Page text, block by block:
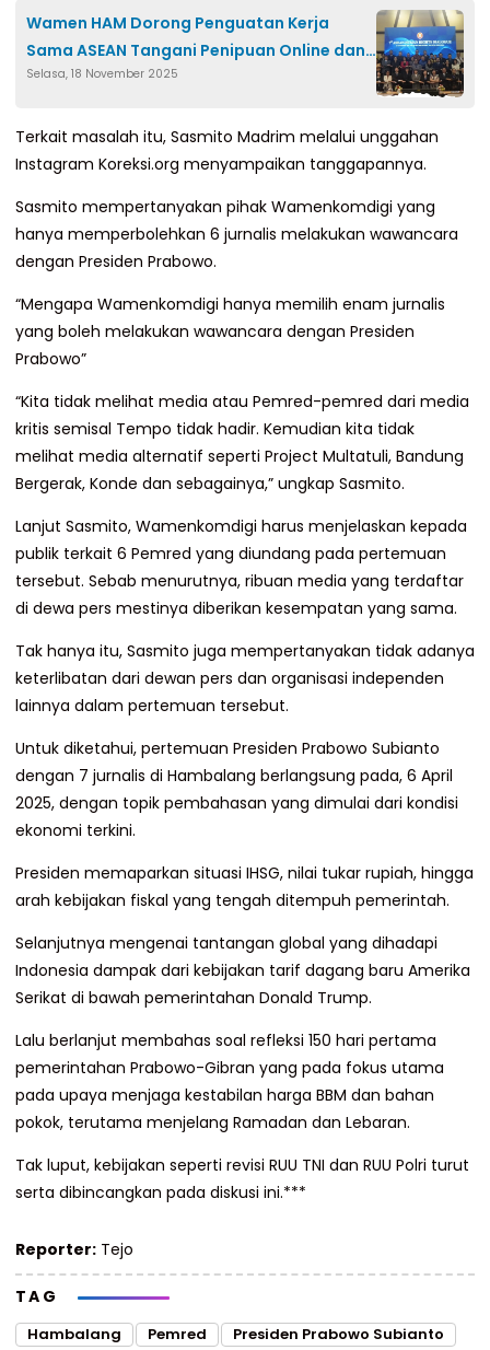
Wamen HAM Dorong Penguatan Kerja
Sama ASEAN Tangani Penipuan Online dan
Perdagangan Manusia
Selasa, 18 November 2025
Terkait masalah itu, Sasmito Madrim melalui unggahan
Instagram Koreksi.org menyampaikan tanggapannya.
Sasmito mempertanyakan pihak Wamenkomdigi yang
hanya memperbolehkan 6 jurnalis melakukan wawancara
dengan Presiden Prabowo.
“Mengapa Wamenkomdigi hanya memilih enam jurnalis
yang boleh melakukan wawancara dengan Presiden
Prabowo”
“Kita tidak melihat media atau Pemred-pemred dari media
kritis semisal Tempo tidak hadir. Kemudian kita tidak
melihat media alternatif seperti Project Multatuli, Bandung
Bergerak, Konde dan sebagainya,” ungkap Sasmito.
Lanjut Sasmito, Wamenkomdigi harus menjelaskan kepada
publik terkait 6 Pemred yang diundang pada pertemuan
tersebut. Sebab menurutnya, ribuan media yang terdaftar
di dewa pers mestinya diberikan kesempatan yang sama.
Tak hanya itu, Sasmito juga mempertanyakan tidak adanya
keterlibatan dari dewan pers dan organisasi independen
lainnya dalam pertemuan tersebut.
Untuk diketahui, pertemuan Presiden Prabowo Subianto
dengan 7 jurnalis di Hambalang berlangsung pada, 6 April
2025, dengan topik pembahasan yang dimulai dari kondisi
ekonomi terkini.
Presiden memaparkan situasi IHSG, nilai tukar rupiah, hingga
arah kebijakan fiskal yang tengah ditempuh pemerintah.
Selanjutnya mengenai tantangan global yang dihadapi
Indonesia dampak dari kebijakan tarif dagang baru Amerika
Serikat di bawah pemerintahan Donald Trump.
Lalu berlanjut membahas soal refleksi 150 hari pertama
pemerintahan Prabowo-Gibran yang pada fokus utama
pada upaya menjaga kestabilan harga BBM dan bahan
pokok, terutama menjelang Ramadan dan Lebaran.
Tak luput, kebijakan seperti revisi RUU TNI dan RUU Polri turut
serta dibincangkan pada diskusi ini.***
Reporter: Tejo
TAG
Hambalang Pemred Presiden Prabowo Subianto